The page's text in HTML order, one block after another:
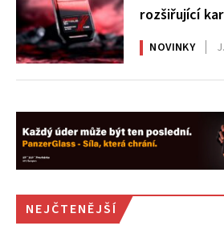
rozšiřující
X|S
NOVINKY
NEJČTENĚJŠÍ